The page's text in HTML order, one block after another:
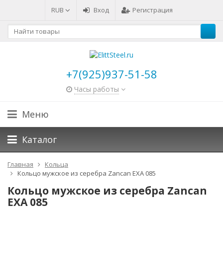
RUB Вход Регистрация
+7(925)937-51-58
Часы работы
Меню
Каталог
Главная
Кольца
Кольцо мужское из серебра Zancan EXA 085
Кольцо мужское из серебра Zancan
EXA 085